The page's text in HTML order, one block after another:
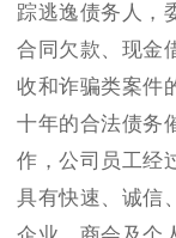
踪逃逸债务人，
合同欠款、现金
收和诈骗类案件
十年的合法债务
作，公司员工经
具有快速、诚信